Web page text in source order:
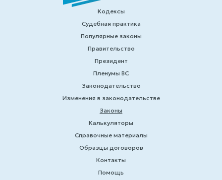
Кодексы
Судебная практика
Популярные законы
Правительство
Президент
Пленумы ВС
Законодательство
Изменения в законодательстве
Законы
Калькуляторы
Справочные материалы
Образцы договоров
Контакты
Помощь